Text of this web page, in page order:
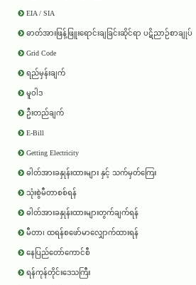
EIA / SIA
ဓာတ်အားဖြန့်ဖြူးရောင်းချခြင်းဆိုင်ရာ ပဋိညာဉ်စာချုပ်
Grid Code
ရည်မှန်းချက်
မူဝါဒ
ဦးတည်ချက်
E-Bill
Getting Electricity
ဓါတ်အားခနှုန်းထားများ နှင့် သက်မှတ်ကြေး
သုံးစွဲမီတာစစ်ရန်
ဓါတ်အားခနှုန်းထားများတွက်ချက်ရန်
မီတာ၊ ထရန်စဖော်မာလျှောက်ထားရန်
နေပြည်တော်ကောင်စီ
ရန်ကုန်တိုင်းဒေသကြီး